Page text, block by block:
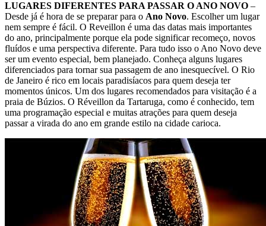
LUGARES DIFERENTES PARA PASSAR O ANO NOVO –
Desde já é hora de se preparar para o Ano Novo. Escolher um lugar
nem sempre é fácil. O Reveillon é uma das datas mais importantes
do ano, principalmente porque ela pode significar recomeço, novos
fluídos e uma perspectiva diferente. Para tudo isso o Ano Novo deve
ser um evento especial, bem planejado. Conheça alguns lugares
diferenciados para tornar sua passagem de ano inesquecível. O Rio
de Janeiro é rico em locais paradisíacos para quem deseja ter
momentos únicos. Um dos lugares recomendados para visitação é a
praia de Búzios. O Réveillon da Tartaruga, como é conhecido, tem
uma programação especial e muitas atrações para quem deseja
passar a virada do ano em grande estilo na cidade carioca.